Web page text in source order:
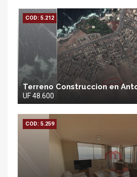
COD: 5.212
Terreno Construccion en
UF 48.600
COD: 5.259